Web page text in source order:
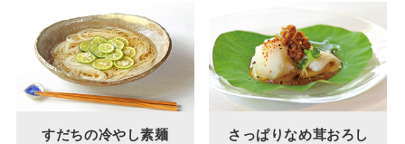
すだちの冷やし素麺
さっぱりなめ茸おろし